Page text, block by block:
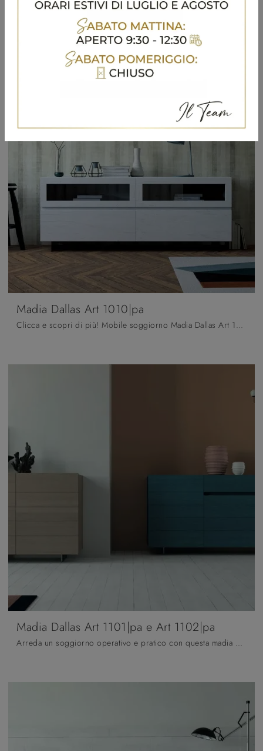
Madia Dallas Art 1010|pa
Clicca e scopri di più! Mobile soggiorno Madia Dallas Art 1010|pa di Fratelli Mirandola in legno laccato: ti sta aspettando per impreziosire le tue ...
Madia Dallas Art 1101|pa e Art 1102|pa
Arreda un soggiorno operativo e pratico con questa madia Madia Dallas Art 1101|pa e Art 1102|pa di Fratelli Mirandola: scopri le più belle Madie in ...